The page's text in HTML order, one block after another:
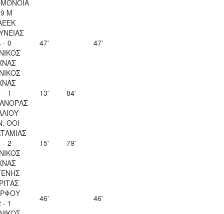
Μ
- 0
47' 47'
- 1
13' 84'
ΘΟΙ
- 2
15' 79'
- 1
46' 46'